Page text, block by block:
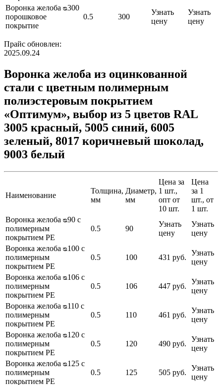
Воронка желоба ᴓ300
порошковое
покрытие
0.5 300
Узнать
цену
Узнать
цену
Прайс обновлен:
2025.09.24
Воронка желоба из оцинкованной
стали с цветным полимерным
полиэстеровым покрытием
«Оптимум», выбор из 5 цветов RAL
3005 красный, 5005 синий, 6005
зеленый, 8017 коричневый шоколад,
9003 белый
Наименование
Толщина,
мм
Диаметр,
мм
Цена за
1 шт.,
опт от
10 шт.
Цена
за 1
шт., от
1 шт.
Воронка желоба ᴓ90 с
полимерным
покрытием PE
0.5 90
Узнать
цену
Узнать
цену
Воронка желоба ᴓ100 с
полимерным
покрытием PE
0.5 100 431 руб.
Узнать
цену
Воронка желоба ᴓ106 с
полимерным
покрытием PE
0.5 106 447 руб.
Узнать
цену
Воронка желоба ᴓ110 с
полимерным
покрытием PE
0.5 110 461 руб.
Узнать
цену
Воронка желоба ᴓ120 с
полимерным
покрытием PE
0.5 120 490 руб.
Узнать
цену
Воронка желоба ᴓ125 с
полимерным
покрытием PE
0.5 125 505 руб.
Узнать
цену